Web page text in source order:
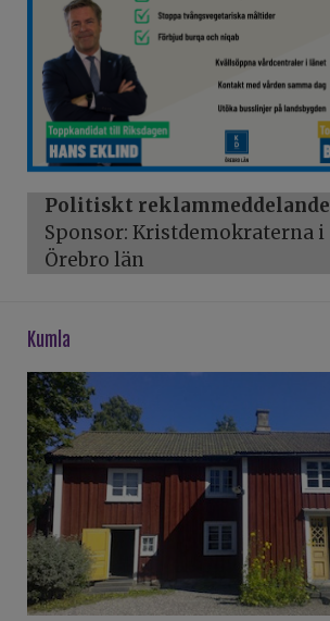
Politiskt reklammeddelande
Sponsor: Kristdemokraterna i
Örebro län
kumla